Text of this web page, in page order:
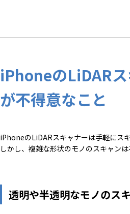
iPhoneのLiDAR
が不得意なこと
iPhoneのLiDARスキャナーは手軽にスキ
しかし、複雑な形状のモノのスキャンは
透明や半透明なモノのス